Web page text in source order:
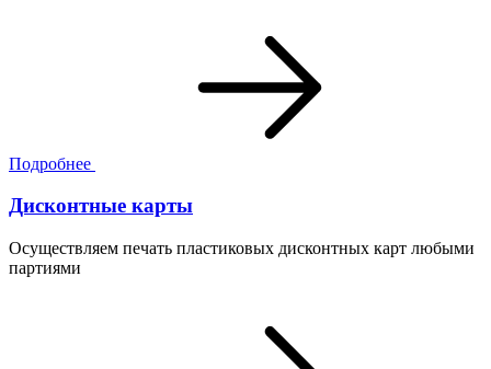
Подробнее
Дисконтные карты
Осуществляем печать пластиковых дисконтных карт любыми
партиями